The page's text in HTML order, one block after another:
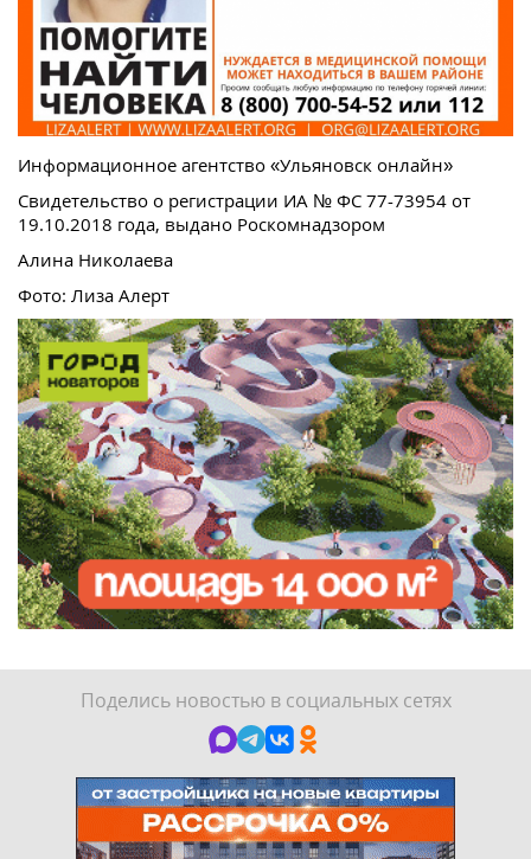
Информационное агентство «Ульяновск онлайн»
Свидетельство о регистрации ИА № ФС 77-73954 от
19.10.2018 года, выдано Роскомнадзором
Алина Николаева
Фото: Лиза Алерт
Поделись новостью в социальных сетях